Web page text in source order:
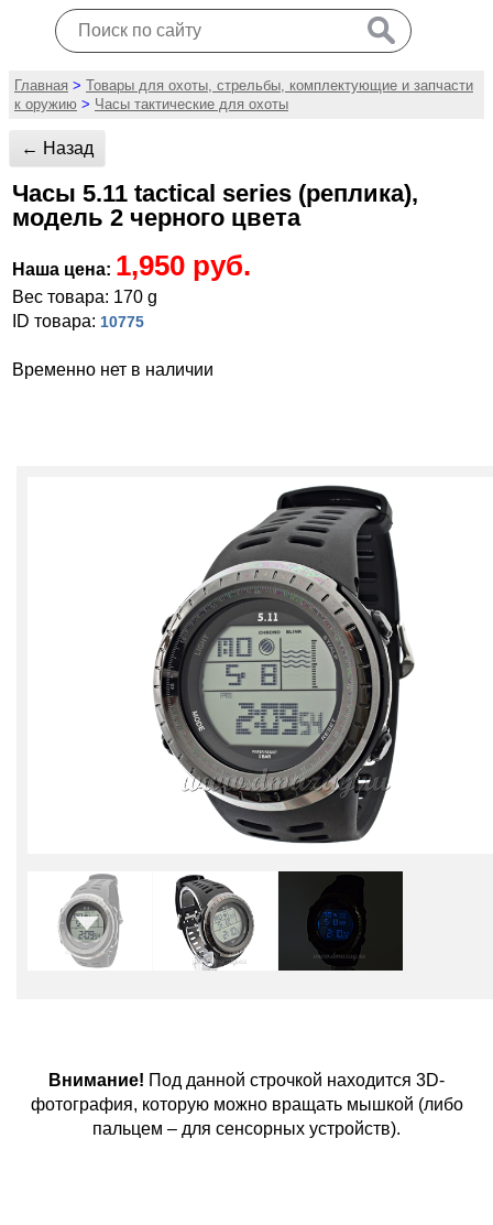
Главная > Товары для охоты, стрельбы, комплектующие и запчасти
к оружию > Часы тактические для охоты
← Назад
Часы 5.11 tactical series (реплика),
модель 2 черного цвета
Наша цена: 1,950 руб.
Вес товара: 170 g
ID товара: 10775
Временно нет в наличии
Внимание! Под данной строчкой находится 3D-
фотография, которую можно вращать мышкой (либо
пальцем – для сенсорных устройств).